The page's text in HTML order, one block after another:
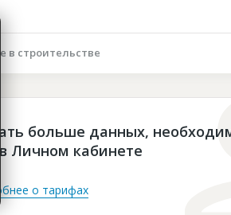
в строительстве
больше данных,
Личном кабинете
о тарифах